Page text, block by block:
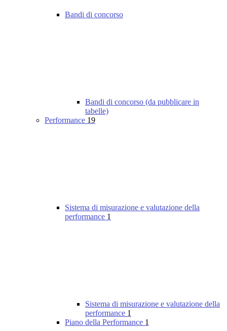
Bandi di concorso
Bandi di concorso (da pubblicare in
tabelle)
Performance 19
Sistema di misurazione e valutazione della
performance 1
Sistema di misurazione e valutazione della
performance 1
Piano della Performance 1